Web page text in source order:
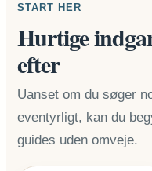
START HER
Hurtige
efter
Uanset om du søger
eventyrligt, kan du
guides uden omveje.